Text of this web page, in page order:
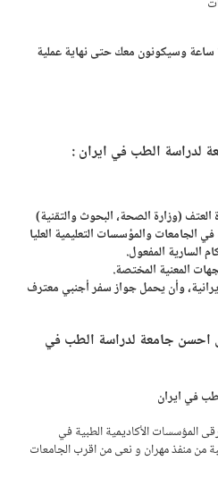
سيتصل بك خبراؤنا في أقل من 12 ساعة وسيكونون معك حتى نهاية عملية
لدراسة الطب في ايران :
(وزارة الصحة، البحوث والتقنية)
الجامعات والمؤسسات التعليمية العليا
السارية المفعول.
المعنية المختصة.
وأن يحمل جواز سفر أجنبي معترف
احسن جامعة لدراسة الطب في
في ايران
المؤسسات الأكاديمية الطبية في
من منفذ مهران و نعى من اقرب الجامعات